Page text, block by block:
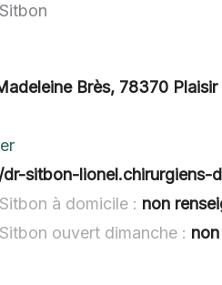
Brès, 78370 Plaisir
sitbon-lionel.chirurgiens-
à domicile : non
ouvert dimanche :